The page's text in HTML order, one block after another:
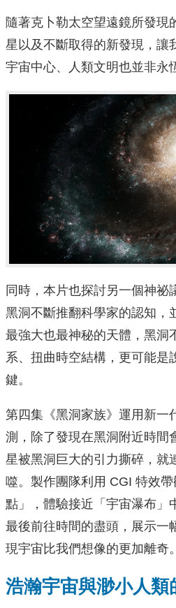
隨著克卜勒太空望遠鏡所發現
星以及不斷取得的新發現，讓
宇宙中心、人類文明也並非永
同時，本片也探討另一個神祕
黑洞不斷推翻科學家的認知，
最強大也最神秘的天體，黑洞
系、扭曲時空結構，更可能是
鍵。
第四集《黑洞家族》運用新一
測，除了發現在黑洞附近時間
星被黑洞巨大的引力撕碎，就
噬。製作團隊利用 CGI 特效
點」，體驗接近「宇宙瀑布」
最後前往時間的盡頭，展示一
現宇宙比我們想像的更加離奇。
浩瀚宇宙與渺小人類